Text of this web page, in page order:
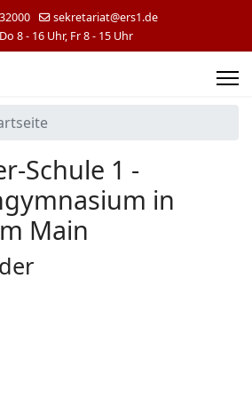
sekretariat@ers1.de
8 - 16 Uhr, Fr 8 - 15 Uhr
Schule 1 -
in
Main